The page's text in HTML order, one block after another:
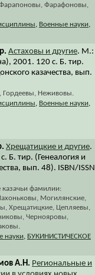
Фарафоновы,
, Военные науки,
Астаховы и другие. М.:
2001. 120 с. Б. тир.
казачества, вып.
Гордеевы, Неживовы.
, Военные науки,
Хрещатицкие и другие.
Б. тир. (Генеалогия и
вып. 48). ISBN/ISSN
фамилии:
Могилянские,
Хрещатицкие, Цепляевы,
Чернояровы,
науки, БУКИНИСТИЧЕСКОЕ
А.Н. Региональные и